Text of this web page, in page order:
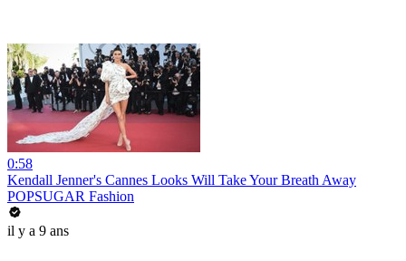
0:58
Kendall Jenner's Cannes Looks Will Take Your Breath Away
POPSUGAR Fashion
il y a 9 ans